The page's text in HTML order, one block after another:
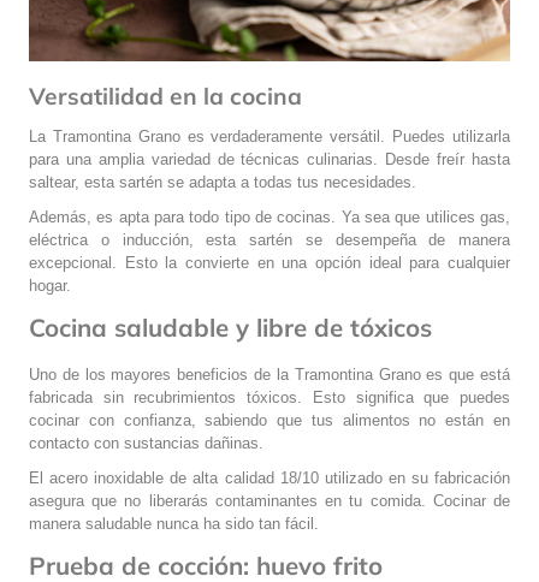
Versatilidad en la cocina
La Tramontina Grano es verdaderamente versátil. Puedes utilizarla
para una amplia variedad de técnicas culinarias. Desde freír hasta
saltear, esta sartén se adapta a todas tus necesidades.
Además, es apta para todo tipo de cocinas. Ya sea que utilices gas,
eléctrica o inducción, esta sartén se desempeña de manera
excepcional. Esto la convierte en una opción ideal para cualquier
hogar.
Cocina saludable y libre de tóxicos
Uno de los mayores beneficios de la Tramontina Grano es que está
fabricada sin recubrimientos tóxicos. Esto significa que puedes
cocinar con confianza, sabiendo que tus alimentos no están en
contacto con sustancias dañinas.
El acero inoxidable de alta calidad 18/10 utilizado en su fabricación
asegura que no liberarás contaminantes en tu comida. Cocinar de
manera saludable nunca ha sido tan fácil.
Prueba de cocción: huevo frito